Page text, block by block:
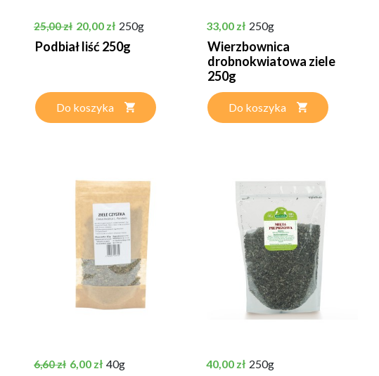
Cena podstawowa
25,00 zł Cena
20,00 zł 250g
Podbiał liść 250g
Do koszyka
Cena
33,00 zł 250g
Wierzbownica
drobnokwiatowa ziele
250g
Do koszyka
Cena podstawowa
6,60 zł Cena
6,00 zł 40g Cena
40,00 zł 250g